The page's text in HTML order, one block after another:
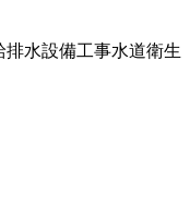
排水設備工事水道衛生